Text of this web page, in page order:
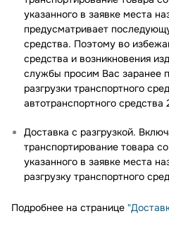
указанного в заявке места
предусматривает
средства. Поэтому во
средства и возникновения
службы просим Вас заранее
разгрузки транспортного
автотранспортного средства
Доставка с разгрузкой.
транспортирование товара
указанного в заявке места
разгрузку транспортного
Подробнее на странице